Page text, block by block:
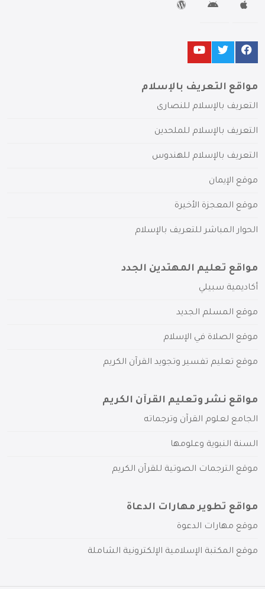
مواقع التعريف بالإسلام
التعريف بالإسلام للنصارى
التعريف بالإسلام للملحدين
التعريف بالإسلام للهندوس
موقع الإيمان
موقع المعجزة الأخيرة
الحوار المباشر للتعريف بالإسلام
مواقع تعليم المهتدين الجدد
أكاديمية سبيلي
موقع المسلم الجديد
موقع الصلاة في الإسلام
موقع تعليم تفسير وتجويد القرآن الكريم
مواقع نشر وتعليم القرآن الكريم
الجامع لعلوم القرآن وترجماته
السنة النبوية وعلومها
موقع الترجمات الصوتية للقرآن الكريم
مواقع تطوير مهارات الدعاة
موقع مهارات الدعوة
موقع المكتبة الإسلامية الإلكترونية الشاملة